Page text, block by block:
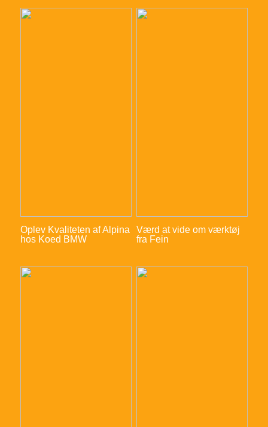
Oplev Kvaliteten af Alpina
hos Koed BMW
Værd at vide om værktøj
fra Fein